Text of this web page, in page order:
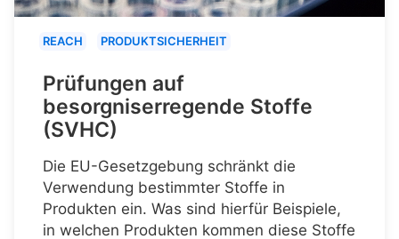
REACH PRODUKTSICHERHEIT
Prüfungen auf
besorgniserregende Stoffe
(SVHC)
Die EU-Gesetzgebung schränkt die
Verwendung bestimmter Stoffe in
Produkten ein. Was sind hierfür Beispiele,
in welchen Produkten kommen diese Stoffe